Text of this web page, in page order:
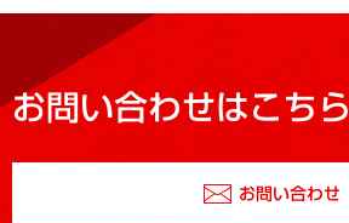
お問い合わせはこちら
お問い合わせ